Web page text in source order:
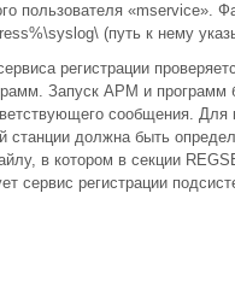
пользователя «mservice».
(путь к нему
регистрации
Запуск АРМ и программ
сообщения.
станции должна быть
в котором в секции
сервис регистрации